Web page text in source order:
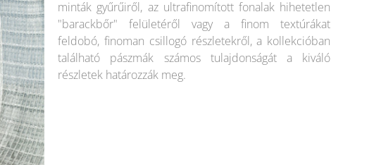
minták gyűrűiről, az ultrafinomított fonalak hihetetlen
"barackbőr" felületéről vagy a finom textúrákat
feldobó, finoman csillogó részletekről, a kollekcióban
található pászmák számos tulajdonságát a kiváló
részletek határozzák meg.